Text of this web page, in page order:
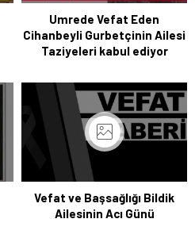
Umrede Vefat Eden
Cihanbeyli Gurbetçinin Ailesi
Taziyeleri kabul ediyor
Vefat ve Başsağlığı Bildik
Ailesinin Acı Günü